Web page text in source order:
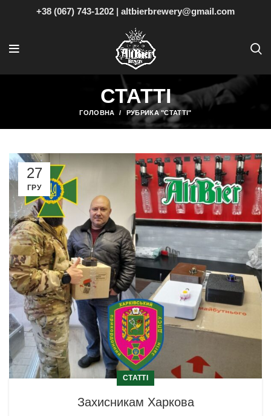
+38 (067) 743-1202 | altbierbrewery@gmail.com
СТАТТІ
ГОЛОВНА РУБРИКА "СТАТТІ"
27
ГРУ
СТАТТІ
Захисникам Харкова